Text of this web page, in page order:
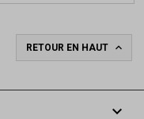
RETOUR EN HAUT 
